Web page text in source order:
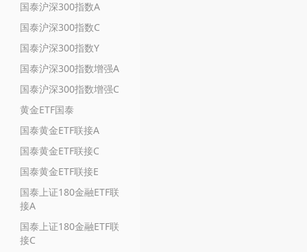
国泰沪深300指数A
国泰沪深300指数C
国泰沪深300指数Y
国泰沪深300指数增强A
国泰沪深300指数增强C
黄金ETF国泰
国泰黄金ETF联接A
国泰黄金ETF联接C
国泰黄金ETF联接E
国泰上证180金融ETF联
接A
国泰上证180金融ETF联
接C